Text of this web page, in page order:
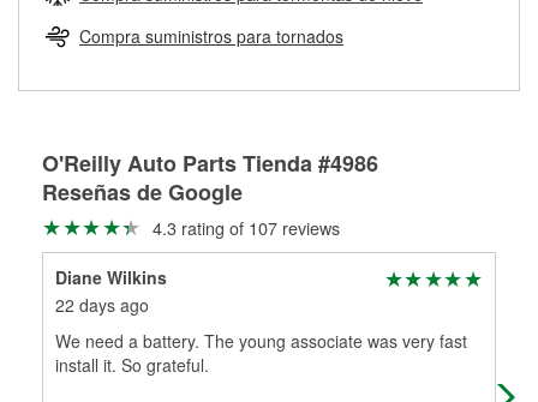
Herramientas de O'Reilly
pueden ser reutilizados, podemos ayudarte a encontrar las
partes de reemplazo correctas para tu reparación.
Rectificación de tambores y discos de freno
Compra suministros para tornados
O'Reilly Auto Parts Tienda #4986
Reseñas de Google
4.3 rating of 107 reviews
Diane Wilkins
22 days ago
We need a battery. The young associate was very fast
install it. So grateful.